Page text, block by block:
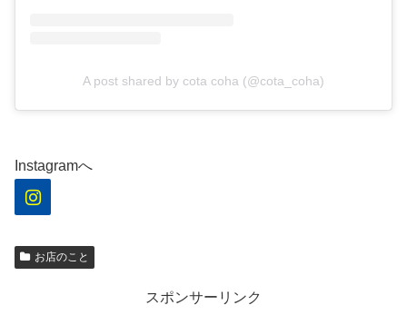
A post shared by cota coha (@cota_coha)
Instagramへ
お店のこと
スポンサーリンク